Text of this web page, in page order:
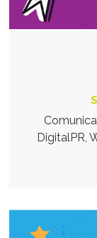
DigitalPR,